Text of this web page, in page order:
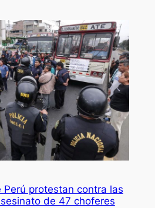
protestan contra las
de 47 choferes